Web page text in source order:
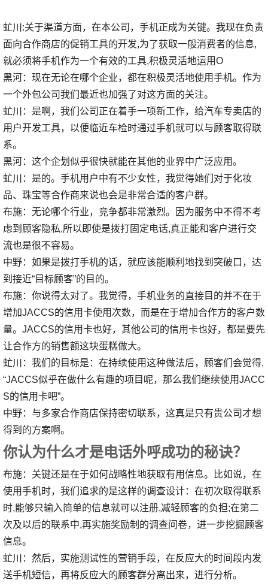
虻川:关于渠道方面，在本公司，手机正成为关键。我现在负责
面向合作商店的促销工具的开发,为了获取一般消费者的信息,
就必须将手机作为一个有效的工具,积极灵活地运用O
黑河：现在无论在哪个企业，都在积极灵活地使用手机。作为
一个外包公司我们最近也加强了对这方面的关注。
虻川：是啊，我们公司正在着手一项新工作，给汽车专卖店的
用户开发工具，以便临近车检时通过手机就可以与顾客取得联
系。
黑河：这个企划似乎很快就能在其他的业界中广泛应用。
虻川：是的。手机用户中有不少女性，我觉得她们对于化妆
品、珠宝等合作商来说也会是非常合适的客户群。
布施：无论哪个行业，竞争都非常激烈。因为服务中不得不考
虑到顾客隐私,所以即使是拨打固定电话,真正能和客户进行交
流也是很不容易。
中野：如果是拨打手机的话，就应该能顺利地找到突破口，达
到接近“目标顾客”的目的。
布施：你说得太对了。我觉得，手机业务的直接目的并不在于
增加JACCS的信用卡使用次数，而是在于增加合作方的客户数
量。JACCS的信用卡也好，其他公司的信用卡也好，都是要先
让合作方的销售额这块蛋糕做大。
虻川：我们的目标是：在持续使用这种做法后，顾客们会觉得,
“JACCS似乎在做什么有趣的项目呢，那么我们继续使用JACC
S的信用卡吧”。
中野：与多家合作商店保持密切联系，这真是只有贵公司才想
得到的方案啊。
你认为什么才是电话外呼成功的秘诀？
布施：关键还是在于如何战略性地获取有用信息。比如说，在
使用手机时，我们追求的是这样的调查设计：在初次取得联系
时,能够只输入简单的信息就可以注册,减轻顾客的负担;在第二
次及以后的联系中,再实施奖励制的调查问卷，进一步挖掘顾客
信息。
虻川：然后，实施测试性的营销手段，在反应大的时间段内发
送手机短信，再将反应大的顾客群分离出来，进行分析。